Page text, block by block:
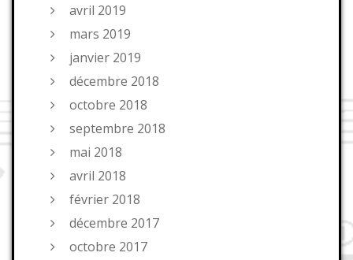
avril 2019
mars 2019
janvier 2019
décembre 2018
octobre 2018
septembre 2018
mai 2018
avril 2018
février 2018
décembre 2017
octobre 2017